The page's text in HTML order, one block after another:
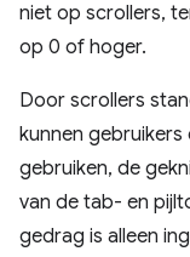
niet op scrollers,
op 0 of hoger.
Door scrollers
kunnen gebruikers
gebruiken, de
van de tab- en
gedrag is alleen